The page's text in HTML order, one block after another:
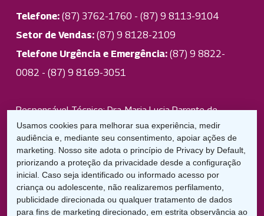
Telefone:(87) 3762-1760 - (87) 9 8113-9104
Setor de Vendas:(87) 9 8128-2109
Telefone Urgência e Emergência:(87) 9 8822-
0082 - (87) 9 8169-3051
Responsável Técnico: Dra. Maria Lucia Parente de
Andrade CRO 2934
Uniodonto Garanhuns
Usamos cookies para melhorar sua experiência, medir
audiência e, mediante seu consentimento, apoiar ações de
marketing. Nosso site adota o princípio de Privacy by Default,
priorizando a proteção da privacidade desde a configuração
inicial. Caso seja identificado ou informado acesso por
criança ou adolescente, não realizaremos perfilamento,
publicidade direcionada ou qualquer tratamento de dados
para fins de marketing direcionado, em estrita observância ao